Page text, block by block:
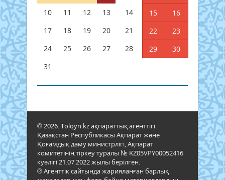
10
11 12 13 14 15
16
17
18 19 20 21 22
23
24
25 26 27 28 29
30
31
© 2026. Tolqyn.kz ақпараттық агенттігі.
Қазақстан Республикасы Ақпарат және
Қоғамдық даму министрлігі, Ақпарат
комитетінің тіркеу туралы № KZ05VPY00052416
куәлігі 21.07.2022 жылы берілген.
® Агенттік сайтында жарияланған барлық